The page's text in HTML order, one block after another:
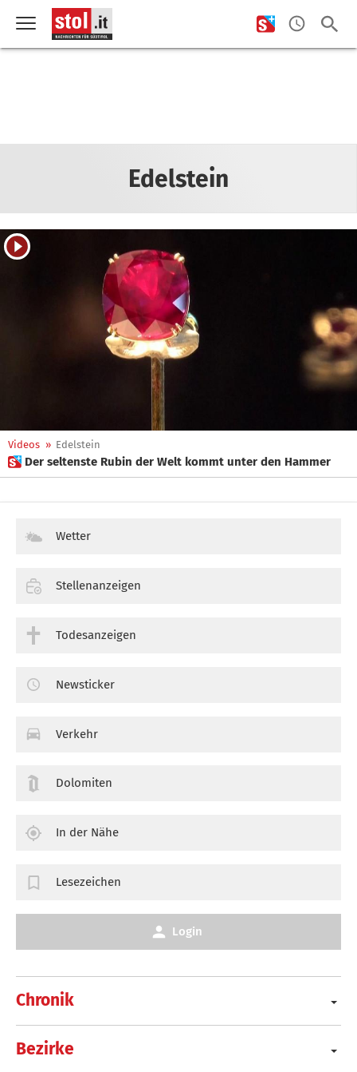
Edelstein
Videos » Edelstein
 Der seltenste Rubin der Welt kommt unter den Hammer
Chronik
Bezirke
Wetter
Stellenanzeigen
Todesanzeigen
Newsticker
Verkehr
Dolomiten
In der Nähe
Lesezeichen
Login